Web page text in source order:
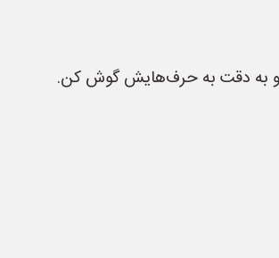
و به دقت به حرف‌هایش گوش کن.